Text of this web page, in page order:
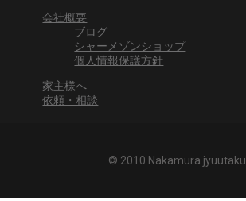
会社概要
ブログ
シャーメゾンショップ
個人情報保護方針
家主様へ
依頼・相談
© 2010 Nakamura jyuutaku.